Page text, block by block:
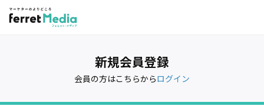
新規会員登録
会員の方はこちらからログイン